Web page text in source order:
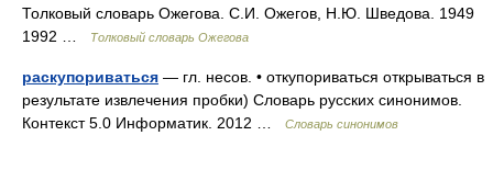
Толковый словарь Ожегова. С.И. Ожегов, Н.Ю. Шведова. 1949
1992 …
Толковый словарь Ожегова
раскупориваться — гл. несов. • откупориваться открываться в
результате извлечения пробки) Словарь русских синонимов.
Контекст 5.0 Информатик. 2012 …
Словарь синонимов